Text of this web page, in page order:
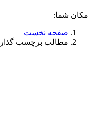
مکان شما:
صفحه نخست
مطالب برچسب